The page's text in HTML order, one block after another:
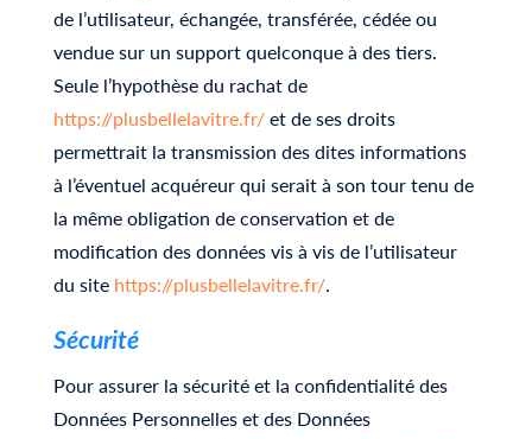
de l’utilisateur, échangée, transférée, cédée ou
vendue sur un support quelconque à des tiers.
Seule l’hypothèse du rachat de
https://plusbellelavitre.fr/et de ses droits
permettrait la transmission des dites informations
à l’éventuel acquéreur qui serait à son tour tenu de
la même obligation de conservation et de
modification des données vis à vis de l’utilisateur
du site https://plusbellelavitre.fr/.
Sécurité
Pour assurer la sécurité et la confidentialité des
Données Personnelles et des Données